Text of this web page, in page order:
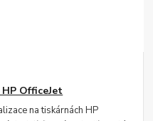
OfficeJet
na tiskárnách HP